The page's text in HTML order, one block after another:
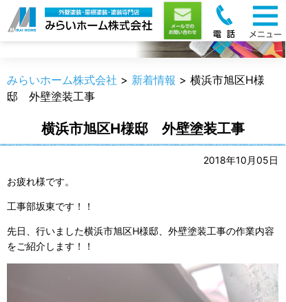
新着情報
みらいホーム株式会社 > 新着情報 > 横浜市旭区H様
邸 外壁塗装工事
横浜市旭区H様邸 外壁塗装工事
2018年10月05日
お疲れ様です。
工事部坂東です！！
先日、行いました横浜市旭区H様邸、外壁塗装工事の作業内容
をご紹介します！！